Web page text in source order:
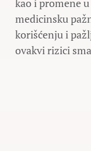
medicinsku
korišćenju i
ovakvi rizici